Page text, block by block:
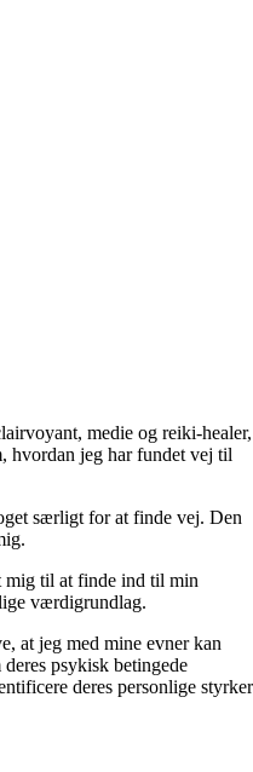
medie og reiki-healer,
hvordan jeg har fundet vej til
særligt for at finde vej. Den
mig til at finde ind til min
værdigrundlag.
at jeg med mine evner kan
psykisk betingede
deres personlige styrker